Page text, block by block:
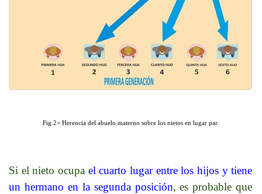
Fig.2= Herencia del abuelo materno sobre los nietos en lugar par.
Si el nieto ocupa el cuarto lugar entre los hijos y tiene
un hermano en la segunda posición, es probable que